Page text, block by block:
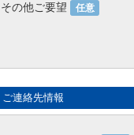
その他ご要望 任意
ご連絡先情報